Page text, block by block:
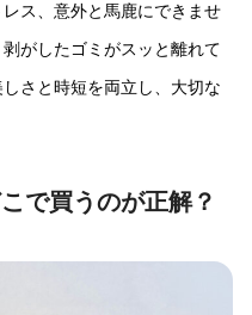
ス、意外と馬鹿にできませ
がしたゴミがスッと離れて
さと時短を両立し、大切な
で買うのが正解？